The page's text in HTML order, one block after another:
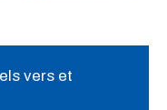
vers et